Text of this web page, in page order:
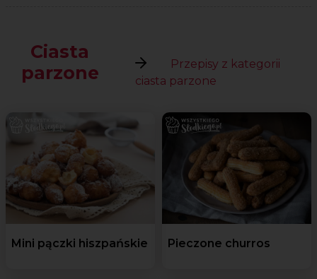
Ciasta
parzone
Przepisy z kategorii
ciasta parzone
Mini pączki hiszpańskie Pieczone churros